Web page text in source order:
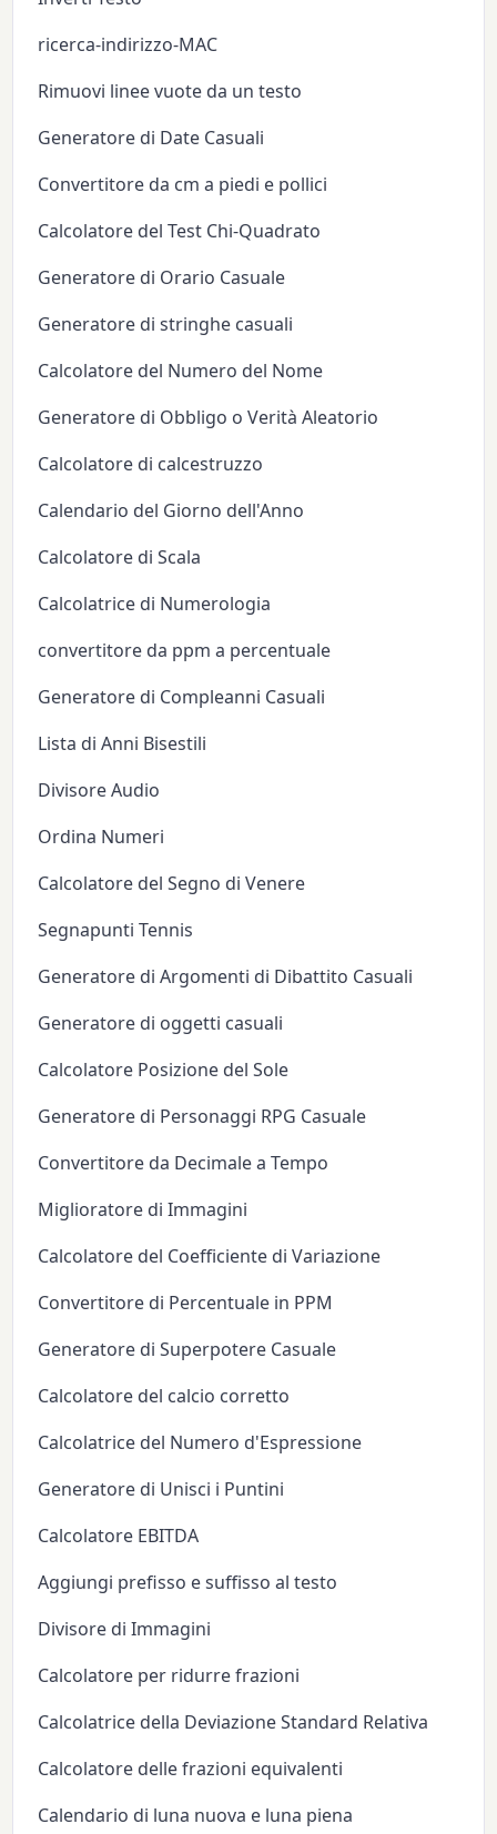
ricerca-indirizzo-MAC
Rimuovi linee vuote da un testo
Generatore di Date Casuali
Convertitore da cm a piedi e pollici
Calcolatore del Test Chi-Quadrato
Generatore di Orario Casuale
Generatore di stringhe casuali
Calcolatore del Numero del Nome
Generatore di Obbligo o Verità Aleatorio
Calcolatore di calcestruzzo
Calendario del Giorno dell'Anno
Calcolatore di Scala
Calcolatrice di Numerologia
convertitore da ppm a percentuale
Generatore di Compleanni Casuali
Lista di Anni Bisestili
Divisore Audio
Ordina Numeri
Calcolatore del Segno di Venere
Segnapunti Tennis
Generatore di Argomenti di Dibattito Casuali
Generatore di oggetti casuali
Calcolatore Posizione del Sole
Generatore di Personaggi RPG Casuale
Convertitore da Decimale a Tempo
Miglioratore di Immagini
Calcolatore del Coefficiente di Variazione
Convertitore di Percentuale in PPM
Generatore di Superpotere Casuale
Calcolatore del calcio corretto
Calcolatrice del Numero d'Espressione
Generatore di Unisci i Puntini
Calcolatore EBITDA
Aggiungi prefisso e suffisso al testo
Divisore di Immagini
Calcolatore per ridurre frazioni
Calcolatrice della Deviazione Standard Relativa
Calcolatore delle frazioni equivalenti
Calendario di luna nuova e luna piena